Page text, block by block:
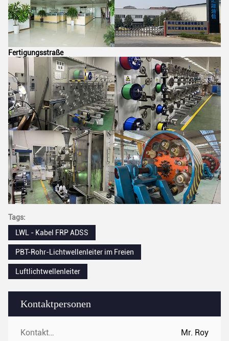
Kontaktpersonen
Kontaktpersonen: Mr. Roy
Fertigungsstraße
Tags:
LWL - Kabel FRP ADSS
PBT-Rohr-Lichtwellenleiter im Freien
Luftlichtwellenleiter